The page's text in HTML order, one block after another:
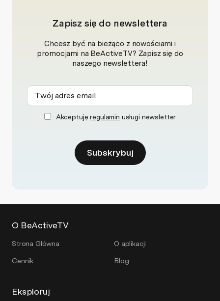
Zapisz się do newslettera
Chcesz być na bieżąco z nowościami i
promocjami na BeActiveTV? Zapisz się do
naszego newslettera!
Akceptujęregulamin usługi newsletter
Subskrybuj
O BeActiveTV
Strona Główna O aplikacji
Cennik Blog
Eksploruj